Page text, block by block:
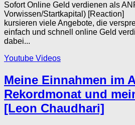
Sofort Online Geld verdienen als
Vorwissen/Startkapital)
kursieren viele Angebote, die
einfach und schnell online Geld
dabei...
Youtube Videos
Meine Einnahmen im
Rekordmonat und
[Leon Chaudhari]